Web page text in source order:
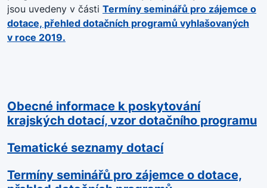
jsou uvedeny v části Termíny seminářů pro zájemce o
dotace, přehled dotačních programů vyhlašovaných
v roce 2019.
Obecné informace k poskytování
krajských dotací, vzor dotačního programu
Tematické seznamy dotací
Termíny seminářů pro zájemce o dotace,